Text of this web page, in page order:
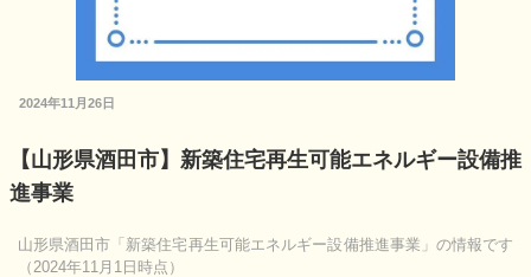
2024年11月26日
【山形県酒田市】新築住宅再生可能エネルギー設備推
進事業
山形県酒田市「新築住宅再生可能エネルギー設備推進事業」の情報です
（2024年11月1日時点）